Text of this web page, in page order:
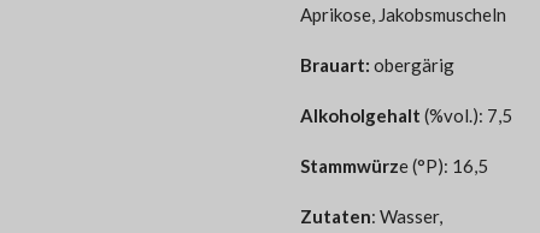
Aprikose, Jakobsmuscheln
Brauart: obergärig
Alkoholgehalt (%vol.): 7,5
Stammwürze (°P): 16,5
Zutaten: Wasser,